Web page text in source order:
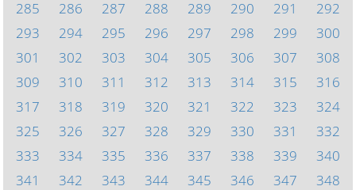
285
286 287 288 289 290 291
292
293
294 295 296 297 298 299
300
301
302 303 304 305 306 307
308
309
310 311 312 313 314 315
316
317
318 319 320 321 322 323
324
325
326 327 328 329 330 331
332
333
334 335 336 337 338 339
340
341
342 343 344 345 346 347 348